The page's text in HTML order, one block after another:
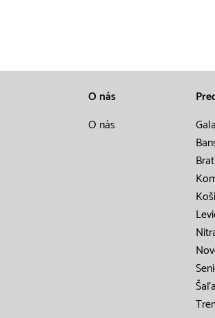
O nás
O nás
Šaľa